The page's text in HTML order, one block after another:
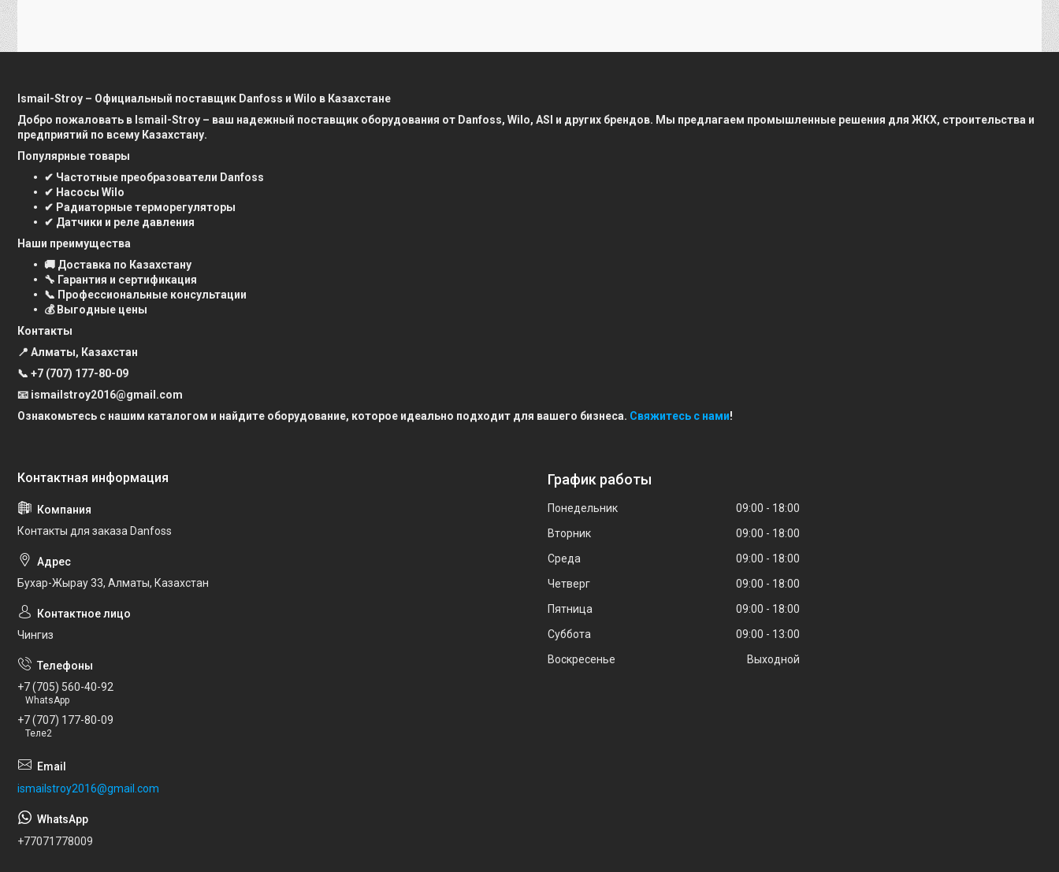
Ismail-Stroy – Официальный поставщик Danfoss и Wilo в Казахстане
Добро пожаловать в Ismail-Stroy – ваш надежный поставщик оборудования от Danfoss, Wilo, ASI и других брендов. Мы предлагаем промышленные решения для ЖКХ, строительства и
предприятий по всему Казахстану.
Популярные товары
✔ Частотные преобразователи Danfoss
✔ Насосы Wilo
✔ Радиаторные терморегуляторы
✔ Датчики и реле давления
Наши преимущества
🚚 Доставка по Казахстану
🔧 Гарантия и сертификация
📞 Профессиональные консультации
💰 Выгодные цены
Контакты
📍 Алматы, Казахстан
📞 +7 (707) 177-80-09
📧 ismailstroy2016@gmail.com
Ознакомьтесь с нашим каталогом и найдите оборудование, которое идеально подходит для вашего бизнеса. Свяжитесь с нами!
Контакты для заказа Danfoss
Бухар-Жырау 33, Алматы, Казахстан
Чингиз
+7 (705) 560-40-92
WhatsApp
+7 (707) 177-80-09
Теле2
ismailstroy2016@gmail.com
+77071778009
График работы
Понедельник 09:00
18:00
Вторник
09:00
18:00
Среда
09:00
18:00
Четверг
09:00
18:00
Пятница
09:00
18:00
Суббота
09:00
13:00
Воскресенье
Выходной